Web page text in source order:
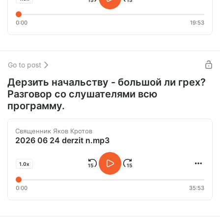
0:00 19:53
Go to post
Дерзить начальству - большой ли грех?
Разговор со слушателями всю
программу.
Священник Яков Кротов
2026 06 24 derzit n.mp3
1.0x
0:00 35:53